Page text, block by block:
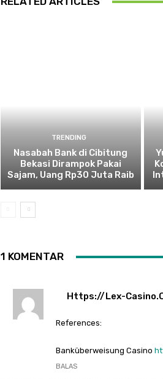
TRENDING
Nasabah Bank di Cibitung
Bekasi Dirampok Pakai
Sajam, Uang Rp30 Juta Raib
1 KOMENTAR
Https://lex-
References:
Banküberweisung Casino
BALAS